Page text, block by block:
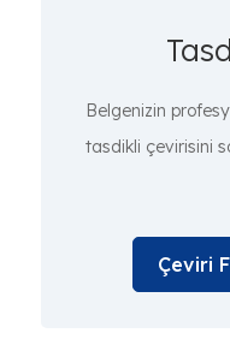
Belgenizin
tasdikli çevirisini
Çeviri